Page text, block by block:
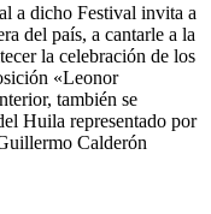
a dicho Festival invita a
del país, a cantarle a la
la celebración de los
«Leonor
también se
Huila representado por
Calderón